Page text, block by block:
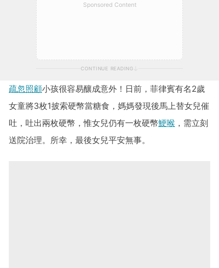
Sponsored Content
CONTINUE READING
疏忽照顧小孩很容易釀成意外！日前，菲律賓有名2歲
女童將3枚1披索硬幣當糖食，媽媽發現後馬上替女兒催
吐，吐出兩枚硬幣，惟女兒仍有一枚硬幣鯁喉 ，需立刻
送院治理。所幸，最後女兒平安無事。